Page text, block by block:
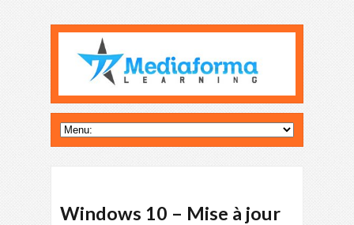
Windows 10 – Mise à jour